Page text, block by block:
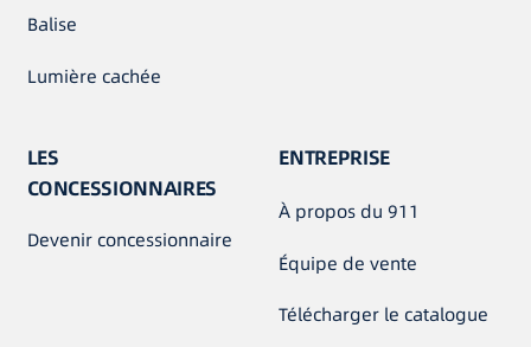
Balise
Lumière cachée
LES
CONCESSIONNAIRES
Devenir concessionnaire
ENTREPRISE
À propos du 911
Équipe de vente
Télécharger le catalogue